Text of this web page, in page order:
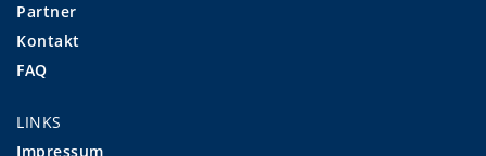
Partner
Kontakt
FAQ
LINKS
Impressum